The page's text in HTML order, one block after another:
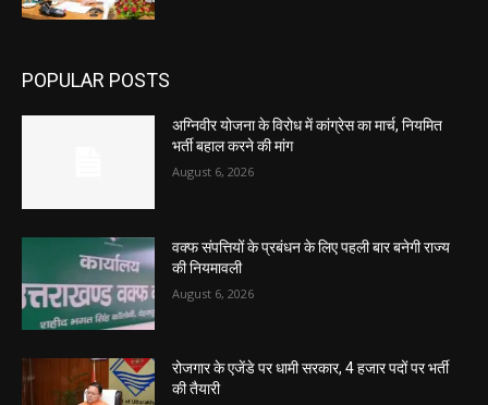
POPULAR POSTS
अग्निवीर योजना के विरोध में कांग्रेस का मार्च, नियमित
भर्ती बहाल करने की मांग
August 6, 2026
वक्फ संपत्तियों के प्रबंधन के लिए पहली बार बनेगी राज्य
की नियमावली
August 6, 2026
रोजगार के एजेंडे पर धामी सरकार, 4 हजार पदों पर भर्ती
की तैयारी